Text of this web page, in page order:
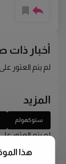
أخبار ذات
لم يتم العثور
المزيد
ستوكهولم
لم يتم العثور
هذا